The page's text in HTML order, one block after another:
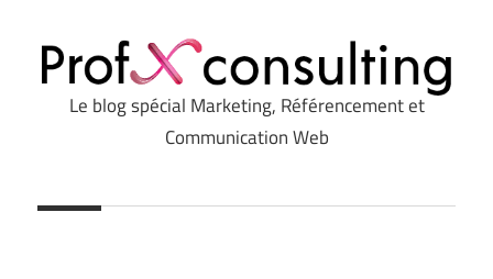
Profxconsulting.com
Le blog spécial Marketing, Référencement et
Communication Web